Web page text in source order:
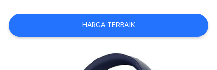
KONTROL
KUALITAS
HARGA TERBAIK